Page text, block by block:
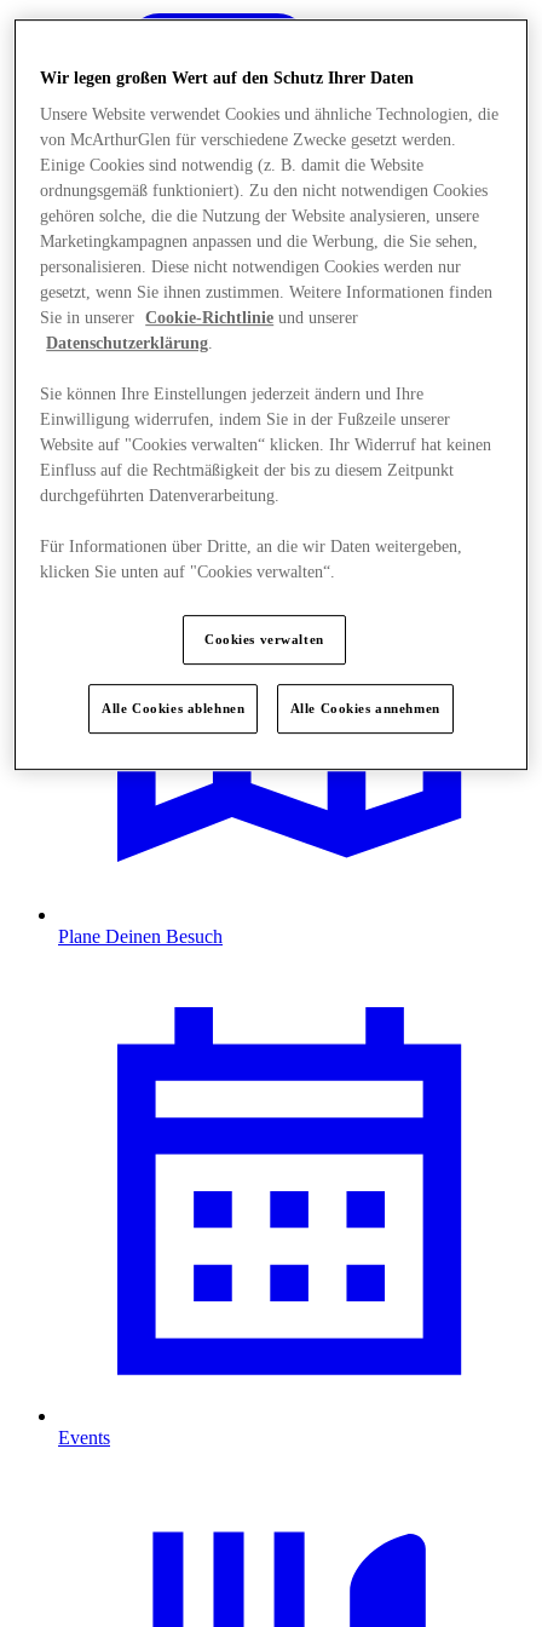
Angebote
Plane Deinen Besuch
Events
Wir legen großen Wert auf den Schutz Ihrer Daten
Unsere Website verwendet Cookies und ähnliche Technologien, die
von McArthurGlen für verschiedene Zwecke gesetzt werden.
Einige Cookies sind notwendig (z. B. damit die Website
ordnungsgemäß funktioniert). Zu den nicht notwendigen Cookies
gehören solche, die die Nutzung der Website analysieren, unsere
Marketingkampagnen anpassen und die Werbung, die Sie sehen,
personalisieren. Diese nicht notwendigen Cookies werden nur
gesetzt, wenn Sie ihnen zustimmen. Weitere Informationen finden
Sie in unserer
Cookie-Richtlinie und unserer
Datenschutzerklärung.
Sie können Ihre Einstellungen jederzeit ändern und Ihre
Einwilligung widerrufen, indem Sie in der Fußzeile unserer
Website auf "Cookies verwalten“ klicken. Ihr Widerruf hat keinen
Einfluss auf die Rechtmäßigkeit der bis zu diesem Zeitpunkt
durchgeführten Datenverarbeitung.
Für Informationen über Dritte, an die wir Daten weitergeben,
klicken Sie unten auf "Cookies verwalten“.
Cookies verwalten
Alle Cookies ablehnen Alle Cookies annehmen